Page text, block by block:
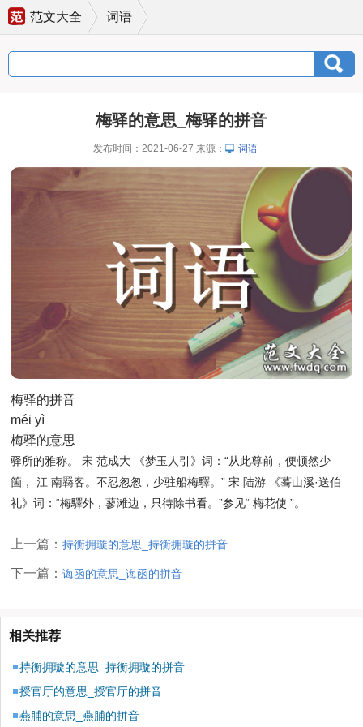
范文大全 词语
梅驿的意思_梅驿的拼音
发布时间：2021-06-27 来源： 词语
梅驿的拼音
méi yì
梅驿的意思
驿所的雅称。 宋 范成大 《梦玉人引》词：“从此尊前，便顿然少
箇， 江 南羇客。不忍怱怱，少驻船梅驛。” 宋 陆游
《蓦山溪·送伯
礼》词：“梅驛外，蓼滩边，只待除书看。”参见“ 梅花使 ”。
上一篇：持衡拥璇的意思_持衡拥璇的拼音
下一篇：诲函的意思_诲函的拼音
相关推荐
持衡拥璇的意思_持衡拥璇的拼音
授官厅的意思_授官厅的拼音
燕脯的意思_燕脯的拼音